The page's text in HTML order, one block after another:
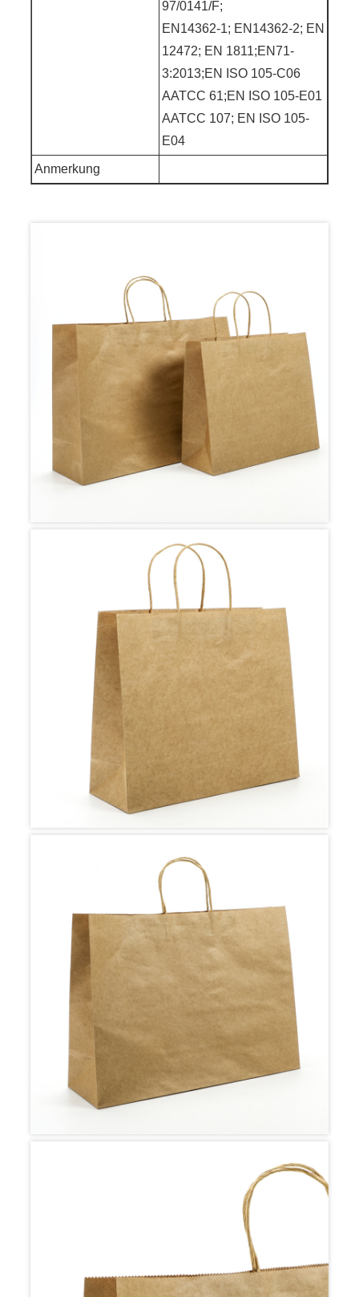
97/0141/F;
EN14362-1; EN14362-2; EN
12472; EN 1811;EN71-
3:2013;EN ISO 105-C06
AATCC 61;EN ISO 105-E01
AATCC 107; EN ISO 105-
E04
Anmerkung